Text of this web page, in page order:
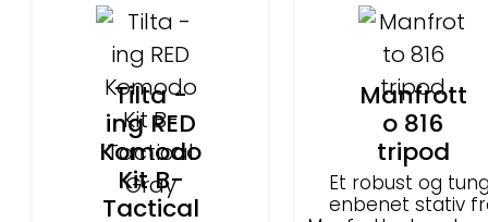
Tilta -
ing RED
Komodo
Kit B-
Tactical
Manfrott
o 816
tripod
Et robust og
enbenet stativ